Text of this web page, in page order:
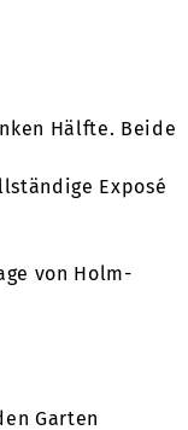
Hälfte. Beide
Exposé
von Holm-
Garten